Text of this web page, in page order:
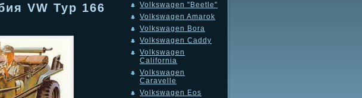
VW Typ 166
Volkswagen "Beetle"
Volkswagen Amarok
Volkswagen Bora
Volkswagen Caddy
Volkswagen
California
Volkswagen
Caravelle
Volkswagen Eos